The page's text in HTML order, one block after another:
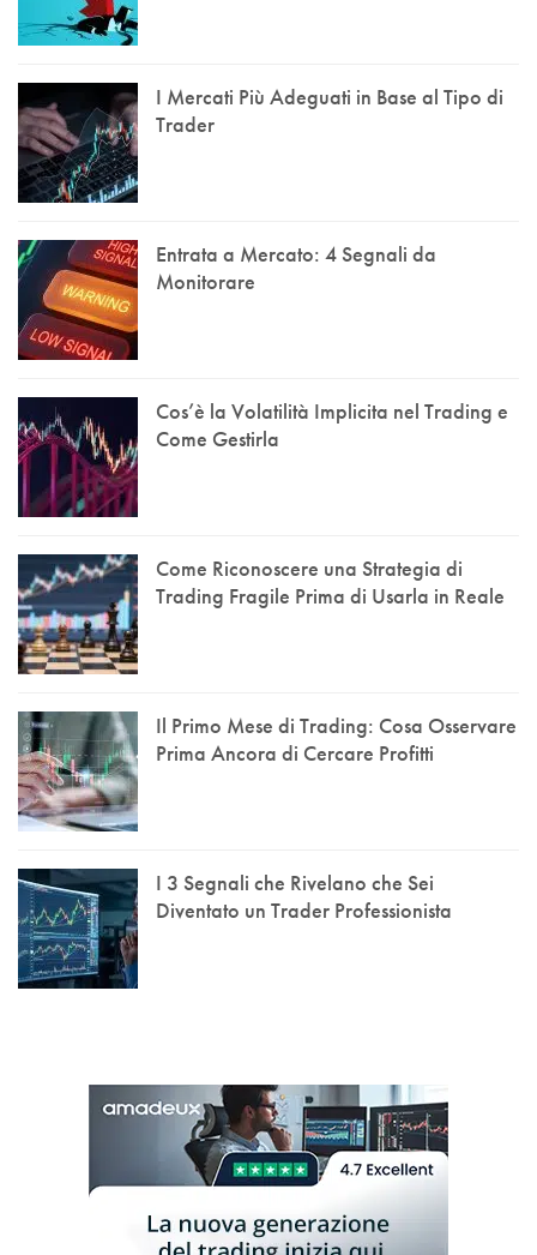
I Mercati Più Adeguati in Base al Tipo di
Trader
Entrata a Mercato: 4 Segnali da
Monitorare
Cos’è la Volatilità Implicita nel Trading e
Come Gestirla
Come Riconoscere una Strategia di
Trading Fragile Prima di Usarla in Reale
Il Primo Mese di Trading: Cosa Osservare
Prima Ancora di Cercare Profitti
I 3 Segnali che Rivelano che Sei
Diventato un Trader Professionista